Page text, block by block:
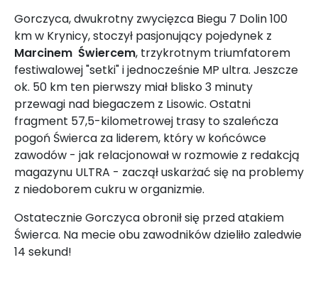
Gorczyca, dwukrotny zwycięzca Biegu 7 Dolin 100
km w Krynicy, stoczył pasjonujący pojedynek z
Marcinem Świercem, trzykrotnym triumfatorem
festiwalowej "setki" i jednocześnie MP ultra. Jeszcze
ok. 50 km ten pierwszy miał blisko 3 minuty
przewagi nad biegaczem z Lisowic. Ostatni
fragment 57,5-kilometrowej trasy to szaleńcza
pogoń Świerca za liderem, który w końcówce
zawodów - jak relacjonował w rozmowie z redakcją
magazynu ULTRA - zaczął uskarżać się na problemy
z niedoborem cukru w organizmie.
Ostatecznie Gorczyca obronił się przed atakiem
Świerca. Na mecie obu zawodników dzieliło zaledwie
14 sekund!